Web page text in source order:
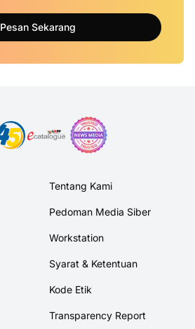
Pesan Sekarang
Tentang Kami
Pedoman Media Siber
Workstation
Syarat & Ketentuan
Kode Etik
Transparency Report